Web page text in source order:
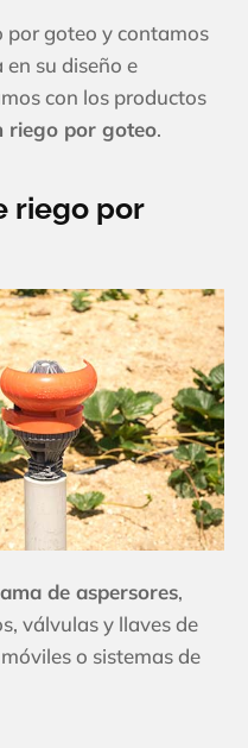
por goteo y contamos
su diseño e
con los productos
riego por goteo.
riego por
de aspersores,
válvulas y llaves de
o sistemas de